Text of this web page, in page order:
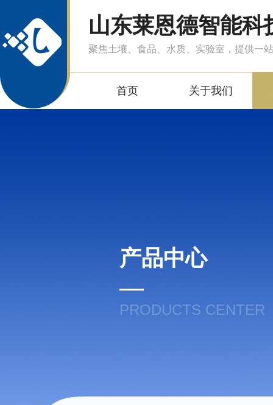
山东莱恩德智能科
聚焦土壤、食品、水质、实验室，提供一
首页 关于我们
产品中心
PRODUCTS CENTER